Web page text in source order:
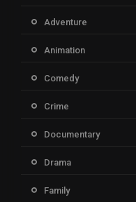
Adventure
Animation
Comedy
Crime
Documentary
Drama
Family